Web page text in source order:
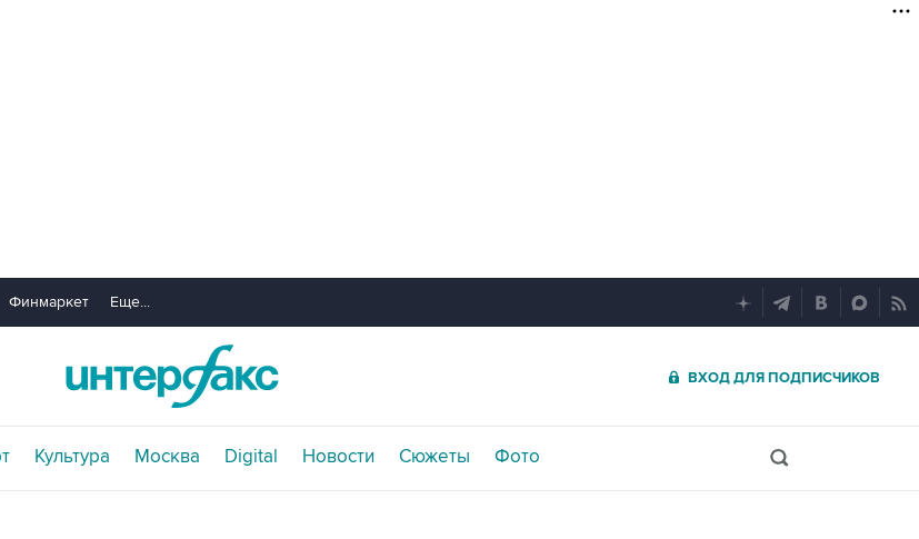
Финмаркет Еще...
ВХОД ДЛЯ ПОДПИСЧИКОВ
Культура Москва Digital Новости Сюжеты Фото